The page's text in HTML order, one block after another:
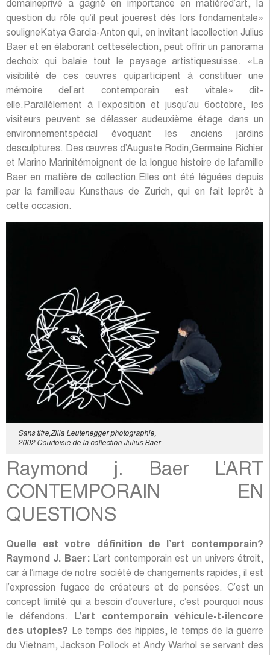
domaineprivé a gagné en importance en matièred’art, la
question du rôle qu’il peut jouerest dès lors fondamentale»
souligneKatya Garcia-Anton qui, en invitant lacollection Julius
Baer et en élaborant cettesélection, peut offrir un panorama
dechoix qui balaie tout le paysage artistiquesuisse. «La
visibilité de ces œuvres quiparticipent à constituer une
mémoire del’art contemporain est vitale» dit-
elle.Parallèlement à l’exposition et jusqu’au 6octobre, les
visiteurs peuvent se délasser audeuxième étage dans un
environnementspécial évoquant les anciens jardins
desculptures. Des œuvres d’Auguste Rodin,Germaine Richier
et Marino Marinitémoignent de la longue histoire de lafamille
Baer en matière de collection.Elles ont été léguées depuis
par la familleau Kunsthaus de Zurich, qui en fait leprêt à
cette occasion.
Sans titre,Zilla Leutenegger photographie,
2002 Courtoisie de la collection Julius Baer
Raymond j. Baer L’ART
CONTEMPORAIN EN
QUESTIONS
Quelle est votre définition de l’art contemporain?
Raymond J. Baer:L’art contemporain est un univers étroit,
car à l’image de notre société de changements rapides, il est
l’expression fugace de créateurs et de pensées. C’est un
concept limité qui a besoin d’ouverture, c’est pourquoi nous
le défendons.
L’art contemporain véhicule-t-ilencore
des utopies? Le temps des hippies, le temps de la guerre
du Vietnam, Jackson Pollock et Andy Warhol se servant des